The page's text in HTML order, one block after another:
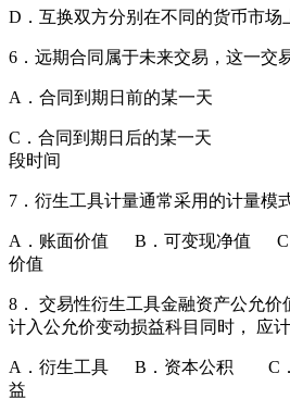
D．互换双方分别在不同的货币市场
6．远期合同属于未来交易，这一交
A．合同到期日前的某一天 B
C．合同到期日后的某一天 D
段时间
7．衍生工具计量通常采用的计量模
A．账面价值 B．可变现净值
价值
8． 交易性衍生工具金融资产公允价
计入公允价变动损益科目同时， 应
A．衍生工具 B．资本公积 C
益